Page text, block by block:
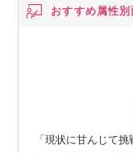
おすすめ属性別
「現状に甘んじて